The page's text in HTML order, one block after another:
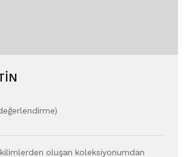
)
kilimlerden oluşan koleksiyonumdan